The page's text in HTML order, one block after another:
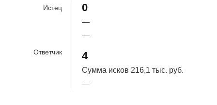
Истец
Ответчик
0
—
—
4
Сумма исков 216,1 тыс. руб.
—